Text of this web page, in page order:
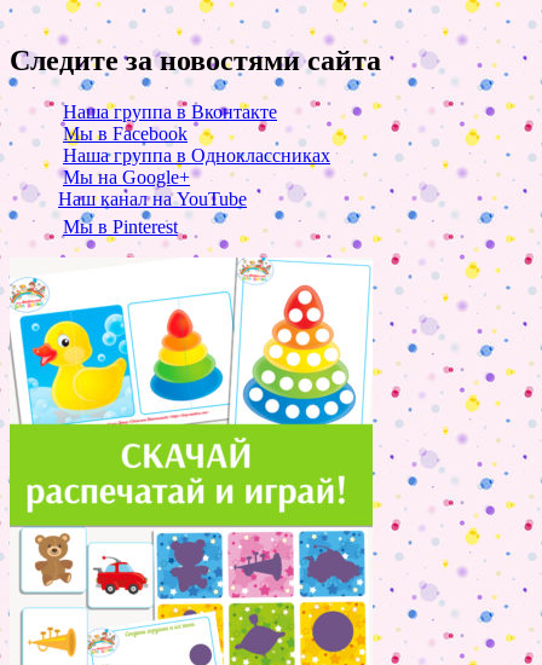
Следите за новостями сайта
Наша группа в Вконтакте
Мы в Facebook
Наша группа в Одноклассниках
Мы на Google+
Наш канал на YouTube
Мы в Pinterest